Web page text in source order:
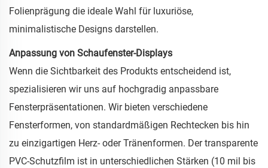
Folienprägung die ideale Wahl für luxuriöse,
minimalistische Designs darstellen.
Anpassung von Schaufenster-Displays
Wenn die Sichtbarkeit des Produkts entscheidend ist,
spezialisieren wir uns auf hochgradig anpassbare
Fensterpräsentationen. Wir bieten verschiedene
Fensterformen, von standardmäßigen Rechtecken bis hin
zu einzigartigen Herz- oder Tränenformen. Der transparente
PVC-Schutzfilm ist in unterschiedlichen Stärken (10 mil bis